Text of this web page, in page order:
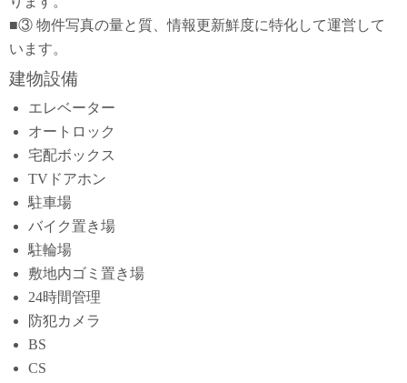
■③ 物件写真の量と質、情報更新鮮度に特化して運営して
います。
建物設備
エレベーター
オートロック
宅配ボックス
TVドアホン
駐車場
バイク置き場
駐輪場
敷地内ゴミ置き場
24時間管理
防犯カメラ
BS
CS